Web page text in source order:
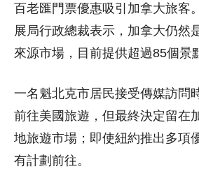
百老匯門票優惠吸引加拿大旅客
展局行政總裁表示，加拿大仍然
來源市場，目前提供超過85個景
一名魁北克市居民接受傳媒訪問
前往美國旅遊，但最終決定留在
地旅遊市場；即使紐約推出多項
有計劃前往。